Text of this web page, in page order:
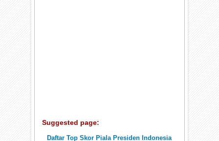
Suggested page:
Daftar Top Skor Piala Presiden Indonesia